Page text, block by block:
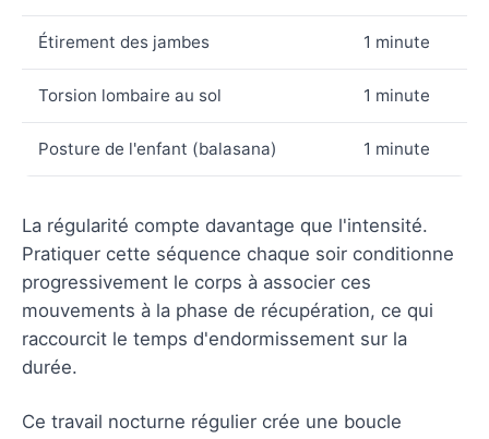
Étirement des jambes 1 minute
Torsion lombaire au sol 1 minute
Posture de l'enfant (balasana) 1 minute
La régularité compte davantage que l'intensité.
Pratiquer cette séquence chaque soir conditionne
progressivement le corps à associer ces
mouvements à la phase de récupération, ce qui
raccourcit le temps d'endormissement sur la
durée.
Ce travail nocturne régulier crée une boucle